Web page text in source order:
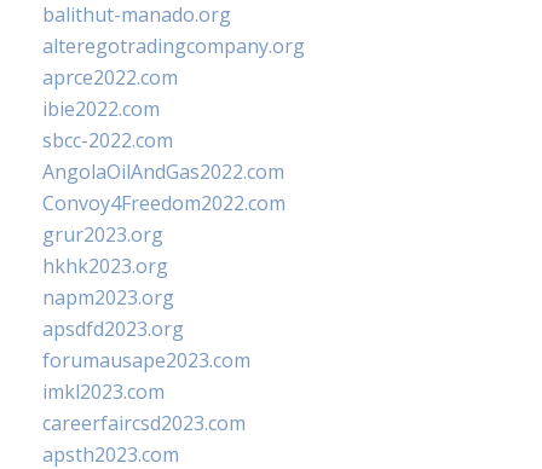
balithut-manado.org
alteregotradingcompany.org
aprce2022.com
ibie2022.com
sbcc-2022.com
AngolaOilAndGas2022.com
Convoy4Freedom2022.com
grur2023.org
hkhk2023.org
napm2023.org
apsdfd2023.org
forumausape2023.com
imkl2023.com
careerfaircsd2023.com
apsth2023.com